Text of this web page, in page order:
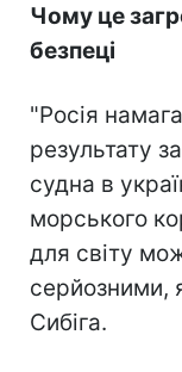
Чому це
безпеці
"Росія
результату
судна в
морського
для світу
серйозними,
Сибіга.